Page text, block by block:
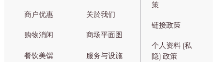
商户优惠 关於我们
购物消闲 商场平面图
餐饮美馔 服务与设施
策
链接政策
个人资料 (私
隐) 政策